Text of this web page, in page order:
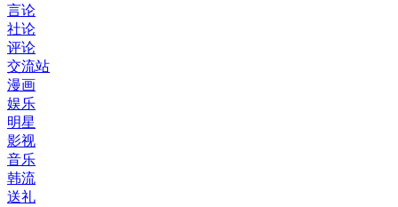
言论
社论
评论
交流站
漫画
娱乐
明星
影视
音乐
韩流
送礼